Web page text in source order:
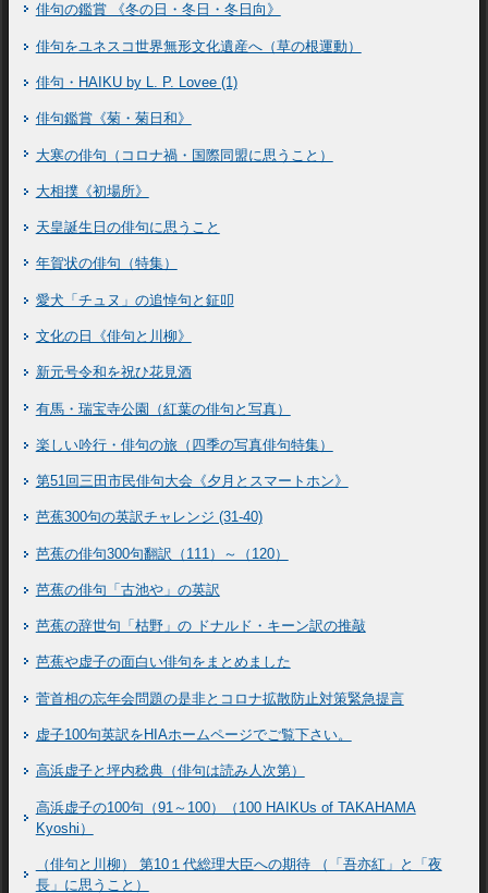
俳句の鑑賞 《冬の日・冬日・冬日向》
俳句をユネスコ世界無形文化遺産へ（草の根運動）
俳句・HAIKU by L. P. Lovee (1)
俳句鑑賞《菊・菊日和》
大寒の俳句（コロナ禍・国際同盟に思うこと）
大相撲《初場所》
天皇誕生日の俳句に思うこと
年賀状の俳句（特集）
愛犬「チュヌ」の追悼句と鉦叩
文化の日《俳句と川柳》
新元号令和を祝ひ花見酒
有馬・瑞宝寺公園（紅葉の俳句と写真）
楽しい吟行・俳句の旅（四季の写真俳句特集）
第51回三田市民俳句大会《夕月とスマートホン》
芭蕉300句の英訳チャレンジ (31-40)
芭蕉の俳句300句翻訳（111）～（120）
芭蕉の俳句「古池や」の英訳
芭蕉の辞世句「枯野」の ドナルド・キーン訳の推敲
芭蕉や虚子の面白い俳句をまとめました
菅首相の忘年会問題の是非とコロナ拡散防止対策緊急提言
虚子100句英訳をHIAホームページでご覧下さい。
高浜虚子と坪内稔典（俳句は読み人次第）
高浜虚子の100句（91～100）（100 HAIKUs of TAKAHAMA
Kyoshi）
（俳句と川柳） 第10１代総理大臣への期待 （「吾亦紅」と「夜
長」に思うこと）